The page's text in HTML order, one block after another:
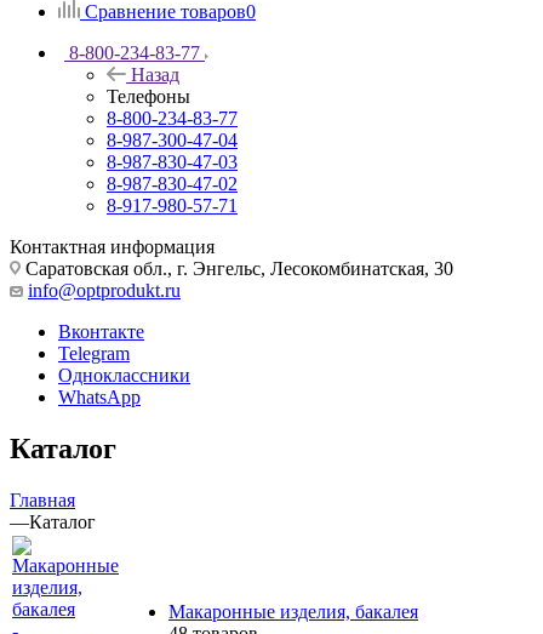
Сравнение товаров0
8-800-234-83-77
Назад
Телефоны
8-800-234-83-77
8-987-300-47-04
8-987-830-47-03
8-987-830-47-02
8-917-980-57-71
Контактная информация
Саратовская обл., г. Энгельс, Лесокомбинатская, 30
info@optprodukt.ru
Вконтакте
Telegram
Одноклассники
WhatsApp
Каталог
Главная
—Каталог
Макаронные изделия, бакалея